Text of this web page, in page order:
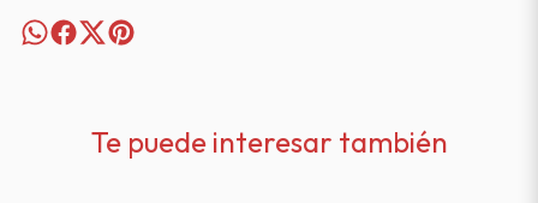
Te puede interesar también